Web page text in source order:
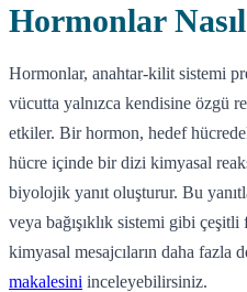
Hormonlar Nasıl
Hormonlar, anahtar-kilit sistemi
vücutta yalnızca kendisine özgü
etkiler. Bir hormon, hedef
hücre içinde bir dizi kimyasal
biyolojik yanıt oluşturur. Bu
veya bağışıklık sistemi gibi
kimyasal mesajcıların daha fazla
makalesini inceleyebilirsiniz.